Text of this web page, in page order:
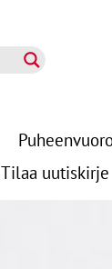
Tilaa uutiskirje